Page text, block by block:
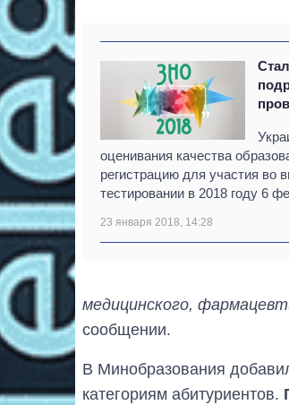
оценивания качества
регистрацию для участия во
тестировании в 2018 году 6
23 января 2018, 14:28
медицинского,
сообщении.
В Минобразования
категориям абитуриентов.